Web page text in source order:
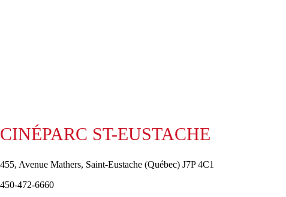
CINÉPARC ST-EUSTACHE
455, Avenue Mathers, Saint-Eustache (Québec) J7P 4C1
450-472-6660